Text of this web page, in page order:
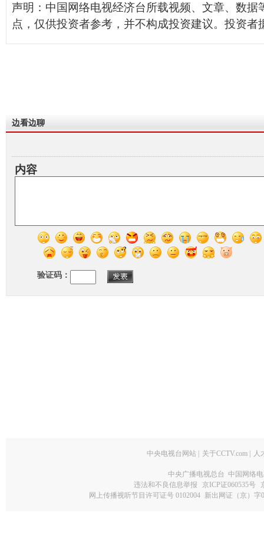
声明：中国网络电视经济台所载视频、文章、数据
点，仅供投资者参考，并不构成投资建议。投资者
边看边聊
内容
验证码：
中央电视台网站 关于CCTV.com 人
中央广播电视总台 中国网络
违法和不良信息举报
京ICP证060535号
网上传播视听节目许可证号 0102004 新出网证（京）